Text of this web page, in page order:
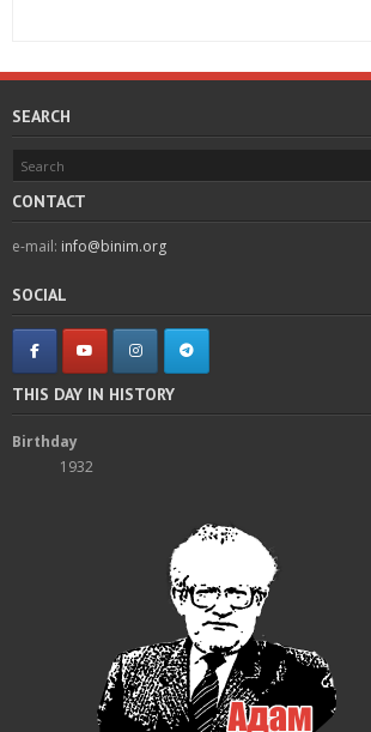
SEARCH
CONTACT
e-mail: info@binim.org
SOCIAL
THIS DAY IN HISTORY
Birthday
1932